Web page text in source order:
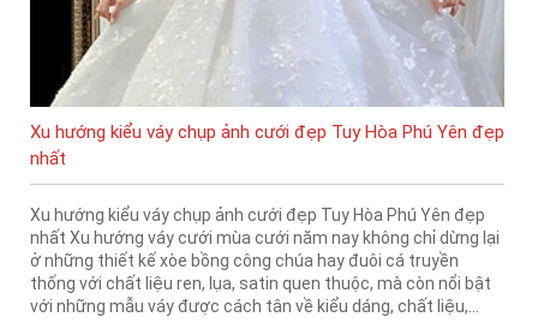
Xu hướng kiểu váy chụp ảnh cưới đẹp Tuy Hòa Phú Yên đẹp
nhất
Xu hướng kiểu váy chụp ảnh cưới đẹp Tuy Hòa Phú Yên đẹp
nhất Xu hướng váy cưới mùa cưới năm nay không chỉ dừng lại
ở những thiết kế xòe bồng công chúa hay đuôi cá truyền
thống với chất liệu ren, lụa, satin quen thuộc, mà còn nổi bật
với những mẫu váy được cách tân về kiểu dáng, chất liệu,...